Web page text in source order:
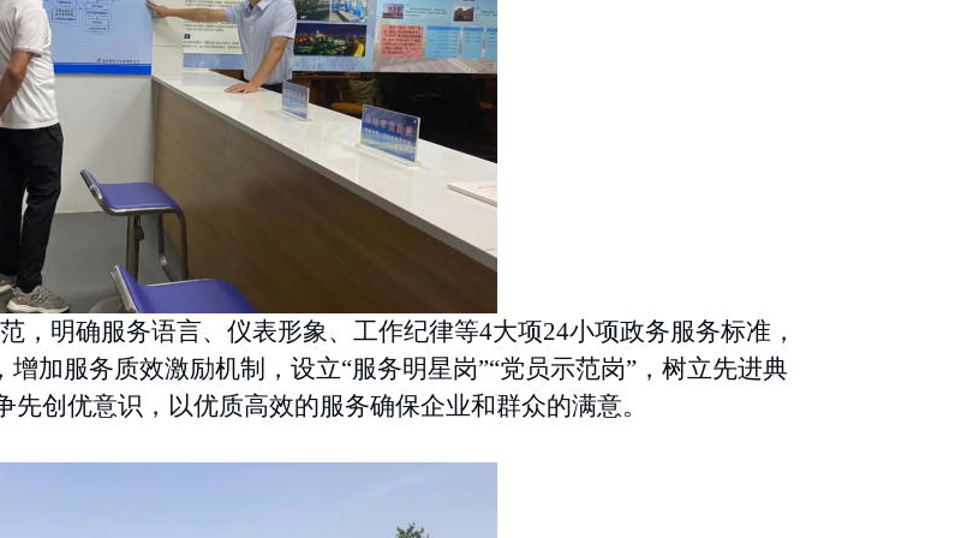
，明确服务语言、仪表形象、工作纪律等4大项24小项政务服务标准，
加服务质效激励机制，设立“服务明星岗”“党员示范岗”，树立先进典
创优意识，以优质高效的服务确保企业和群众的满意。